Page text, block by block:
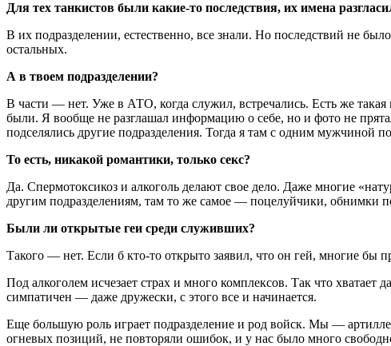
Для тех танкистов были какие-то последствия, их имена
В их подразделении, естественно, все знали. Но последствий не
остальных.
А в твоем подразделении?
В части — нет. Уже в АТО, когда служил, встречались. Есть же
были. Я вообще не разглашал информацию о себе, но и фото не
подселялись другие подразделения. Тогда я там с одним
То есть, никакой романтики, только секс?
Да. Спермотоксикоз и алкоголь делают свое дело. Даже многие
другим подразделениям, там то же самое — поцелуйчики, обнимки
Были ли открытые геи среди служивших?
Такого — нет. Если б кто-то открыто заявил, что он гей, многие бы
Под алкоголем исчезает страх и много комплексов. Так что хватает
симпатичен — даже дружески, с этого все и начинается.
Еще большую роль играет подразделение и род войск. Мы —
огневых позиций, не повторяли ошибок, и у нас было много